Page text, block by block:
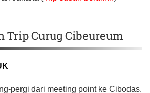
Trip Curug Cibeureum
pergi dari meeting point ke Cibodas.